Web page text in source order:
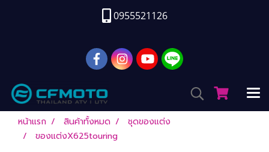
0955521126
หน้าแรก สินค้าทั้งหมด
ชุดของแต่ง
ของแต่งX625touring